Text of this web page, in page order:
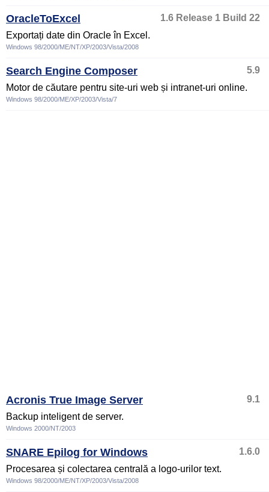
OracleToExcel
1.6 Release 1 Build 22
Exportați date din Oracle în Excel.
Windows 98/2000/ME/NT/XP/2003/Vista/2008
Search Engine Composer
5.9
Motor de căutare pentru site-uri web și intranet-uri online.
Windows 98/2000/ME/XP/2003/Vista/7
Acronis True Image Server
9.1
Backup inteligent de server.
Windows 2000/NT/2003
SNARE Epilog for Windows
1.6.0
Procesarea și colectarea centrală a logo-urilor text.
Windows 98/2000/ME/NT/XP/2003/Vista/2008